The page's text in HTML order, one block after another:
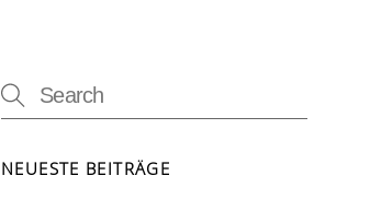
NEUESTE BEITRÄGE